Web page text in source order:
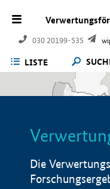
030 20199-535
LISTE
Die